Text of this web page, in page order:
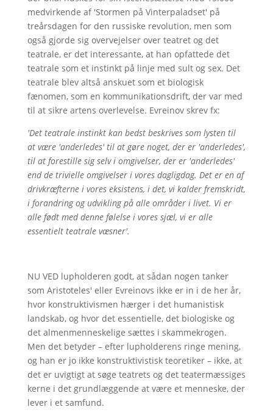
medvirkende af 'Stormen på Vinterpaladset' på
treårsdagen for den russiske revolution, men som
også gjorde sig overvejelser over teatret og det
teatrale, er det interessante, at han opfattede det
teatrale som et instinkt på linje med sult og sex. Det
teatrale blev altså anskuet som et biologisk
fænomen, som en kommunikationsdrift, der var med
til at sikre artens overlevelse. Evreinov skrev fx:
'Det teatrale instinkt kan bedst beskrives som lysten til
at være 'anderledes' til at gøre noget, der er 'anderledes',
til at forestille sig selv i omgivelser, der er 'anderledes'
end de trivielle omgivelser i vores dagligdag. Det er en af
drivkræfterne i vores eksistens, i det, vi kalder fremskridt,
i forandring og udvikling på alle områder i livet. Vi er
alle født med denne følelse i vores sjæl, vi er alle
essentielt teatrale væsner'.
NU VED lupholderen godt, at sådan nogen tanker
som Aristoteles' eller Evreinovs ikke er in i de her år,
hvor konstruktivismen hærger i det humanistisk
landskab, og hvor det essentielle, det biologiske og
det almenmenneskelige sættes i skammekrogen.
Men det betyder – efter lupholderens ringe mening,
og han er jo ikke konstruktivistisk teoretiker – ikke, at
det er uvigtigt at søge teatrets og det teatermæssiges
kerne i det grundlæggende at være et menneske, der
lever i et samfund.